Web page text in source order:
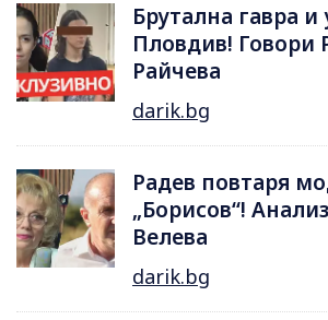
Брутална гавра и
Пловдив! Говори
Райчева
darik.bg
Радев повтаря
„Борисов“!
Велева
darik.bg